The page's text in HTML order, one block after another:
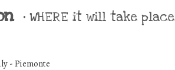
• WHERE it will take place
- Piemonte